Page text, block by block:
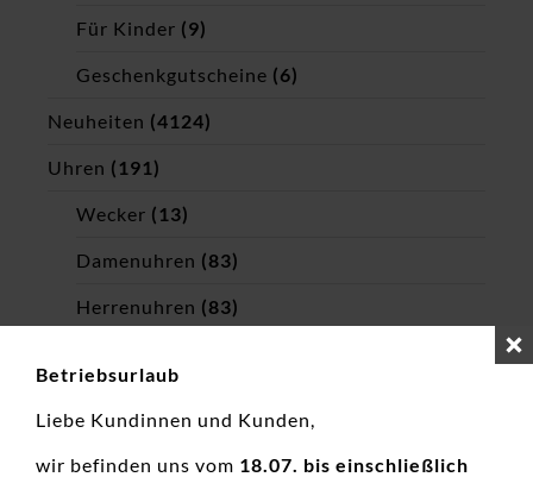
Für Kinder (9)
Geschenkgutscheine (6)
Neuheiten (4124)
Uhren (191)
Wecker (13)
Damenuhren (83)
Herrenuhren (83)
Betriebsurlaub
Liebe Kundinnen und Kunden,
wir befinden uns vom 18.07. bis einschließlich